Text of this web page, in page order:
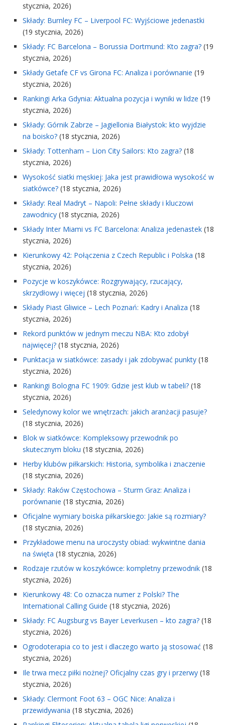
stycznia, 2026)
Składy: Burnley FC – Liverpool FC: Wyjściowe jedenastki
(19 stycznia, 2026)
Składy: FC Barcelona – Borussia Dortmund: Kto zagra? (19
stycznia, 2026)
Składy Getafe CF vs Girona FC: Analiza i porównanie (19
stycznia, 2026)
Rankingi Arka Gdynia: Aktualna pozycja i wyniki w lidze (19
stycznia, 2026)
Składy: Górnik Zabrze – Jagiellonia Białystok: kto wyjdzie
na boisko? (18 stycznia, 2026)
Składy: Tottenham – Lion City Sailors: Kto zagra? (18
stycznia, 2026)
Wysokość siatki męskiej: Jaka jest prawidłowa wysokość w
siatkówce? (18 stycznia, 2026)
Składy: Real Madryt – Napoli: Pełne składy i kluczowi
zawodnicy (18 stycznia, 2026)
Składy Inter Miami vs FC Barcelona: Analiza jedenastek (18
stycznia, 2026)
Kierunkowy 42: Połączenia z Czech Republic i Polska (18
stycznia, 2026)
Pozycje w koszykówce: Rozgrywający, rzucający,
skrzydłowy i więcej (18 stycznia, 2026)
Składy Piast Gliwice – Lech Poznań: Kadry i Analiza (18
stycznia, 2026)
Rekord punktów w jednym meczu NBA: Kto zdobył
najwięcej? (18 stycznia, 2026)
Punktacja w siatkówce: zasady i jak zdobywać punkty (18
stycznia, 2026)
Rankingi Bologna FC 1909: Gdzie jest klub w tabeli? (18
stycznia, 2026)
Seledynowy kolor we wnętrzach: jakich aranżacji pasuje?
(18 stycznia, 2026)
Blok w siatkówce: Kompleksowy przewodnik po
skutecznym bloku (18 stycznia, 2026)
Herby klubów piłkarskich: Historia, symbolika i znaczenie
(18 stycznia, 2026)
Składy: Raków Częstochowa – Sturm Graz: Analiza i
porównanie (18 stycznia, 2026)
Oficjalne wymiary boiska piłkarskiego: Jakie są rozmiary?
(18 stycznia, 2026)
Przykładowe menu na uroczysty obiad: wykwintne dania
na święta (18 stycznia, 2026)
Rodzaje rzutów w koszykówce: kompletny przewodnik (18
stycznia, 2026)
Kierunkowy 48: Co oznacza numer z Polski? The
International Calling Guide (18 stycznia, 2026)
Składy: FC Augsburg vs Bayer Leverkusen – kto zagra? (18
stycznia, 2026)
Ogrodoterapia co to jest i dlaczego warto ją stosować (18
stycznia, 2026)
Ile trwa mecz piłki nożnej? Oficjalny czas gry i przerwy (18
stycznia, 2026)
Składy: Clermont Foot 63 – OGC Nice: Analiza i
przewidywania (18 stycznia, 2026)